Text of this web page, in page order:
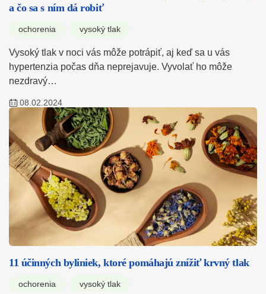
a čo sa s ním dá robiť
ochorenia vysoký tlak
Vysoký tlak v noci vás môže potrápiť, aj keď sa u vás
hypertenzia počas dňa neprejavuje. Vyvolať ho môže
nezdravý…
08.02.2024
11 účinných byliniek, ktoré pomáhajú znížiť krvný tlak
ochorenia vysoký tlak